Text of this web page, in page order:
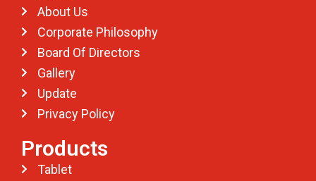
About Us
Corporate Philosophy
Board Of Directors
Gallery
Update
Privacy Policy
Products
Tablet